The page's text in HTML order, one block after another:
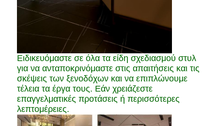
Ειδικευόμαστε σε όλα τα είδη σχεδιασμού στυλ
για να ανταποκρινόμαστε στις απαιτήσεις και τις
σκέψεις των ξενοδόχων και να επιπλώνουμε
τέλεια τα έργα τους. Εάν χρειάζεστε
επαγγελματικές προτάσεις ή περισσότερες
λεπτομέρειες.